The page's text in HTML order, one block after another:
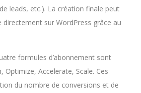
leads, etc.). La création finale peut
directement sur WordPress grâce au
formules d’abonnement sont
Optimize, Accelerate, Scale. Ces
du nombre de conversions et de